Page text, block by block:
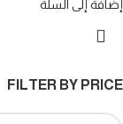
FILTER BY PRICE
إضافة إلى السلة